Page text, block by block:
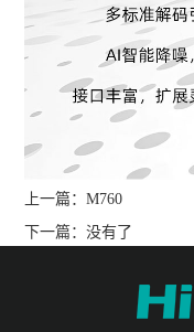
上一篇：M760
下一篇：没有了